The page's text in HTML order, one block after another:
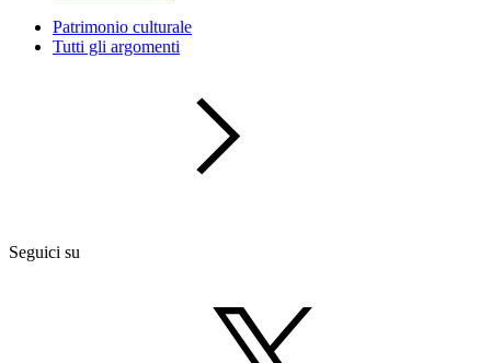
Patrimonio culturale
Tutti gli argomenti
Seguici su